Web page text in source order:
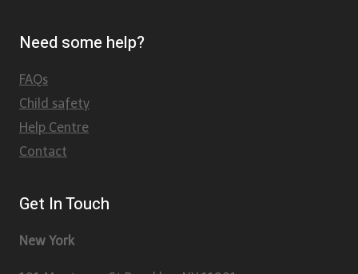
Need some help?
FAQs
Child safety
Help Centre
Contact
Get In Touch
New York